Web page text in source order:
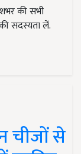
की सभी
सदस्यता लें.
चीजों से